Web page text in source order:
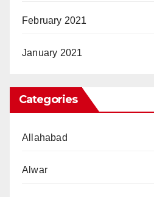
February 2021
January 2021
Categories
Allahabad
Alwar